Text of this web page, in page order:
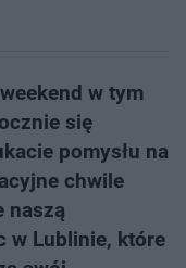
w tym
się
pomysłu na
chwile
naszą
w Lublinie, które